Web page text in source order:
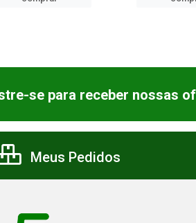
se para receber nossas
Meus Pedidos